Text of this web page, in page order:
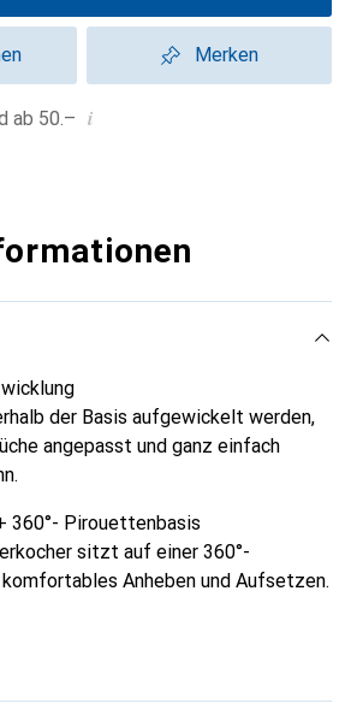
Merken
ab 50.– i
der Basis aufgewickelt werden,
angepasst und ganz einfach
360°- Pirouettenbasis
sitzt auf einer 360°-
Anheben und Aufsetzen.